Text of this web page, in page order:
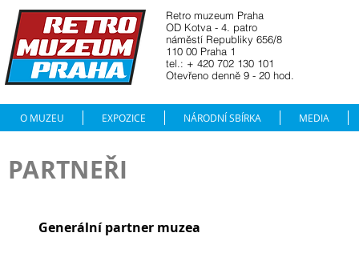
Retro muzeum Praha
OD Kotva - 4. patro
náměstí Republiky 656/8
110 00 Praha 1
tel.: + 420 702 130 101
Otevřeno denně 9 - 20 hod.
O MUZEU EXPOZICE NÁRODNÍ SBÍRKA MEDIA
PARTNEŘI
Generální partner muzea